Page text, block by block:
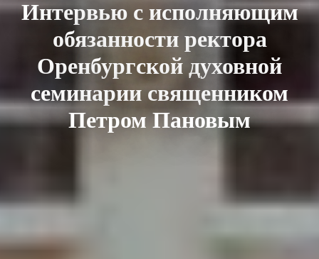
Интервью с исполняющим
обязанности ректора
Оренбургской духовной
семинарии священником
Петром Пановым